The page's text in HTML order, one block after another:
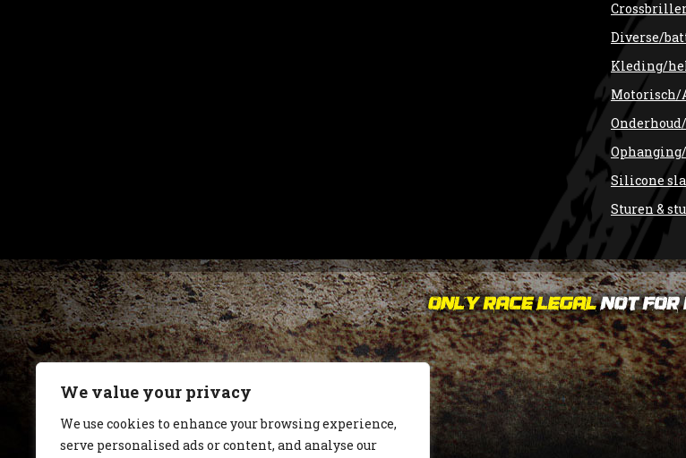
We value your privacy
We use cookies to enhance your browsing experience,
serve personalised ads or content, and analyse our
Diverse/
Kleding/
Silicone
Sturen &